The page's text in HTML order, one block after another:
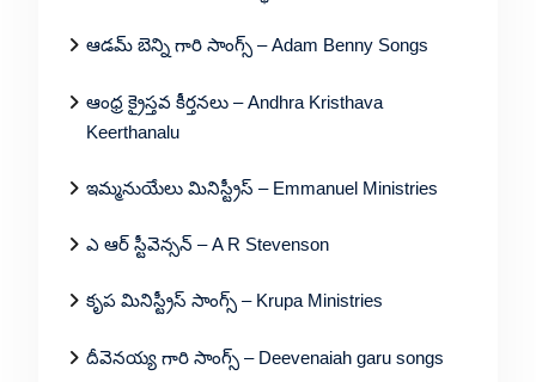
ఆడమ్ బెన్ని గారి సాంగ్స్ – Adam Benny Songs
ఆంధ్ర క్రైస్తవ కీర్తనలు – Andhra Kristhava
Keerthanalu
ఇమ్మనుయేలు మినిస్ట్రీస్ – Emmanuel Ministries
ఎ ఆర్ స్టీవెన్సన్ – A R Stevenson
కృప మినిస్ట్రీస్ సాంగ్స్ – Krupa Ministries
దీవెనయ్య గారి సాంగ్స్ – Deevenaiah garu songs